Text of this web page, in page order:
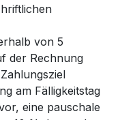
von 5
der Rechnung
am Fälligkeitstag
eine pauschale